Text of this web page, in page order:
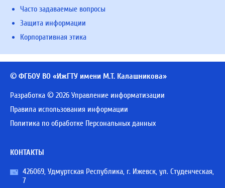
Часто задаваемые вопросы
Защита информации
Корпоративная этика
© ФГБОУ ВО «ИжГТУ имени М.Т. Калашникова»
Разработка © 2026 Управление информатизации
Правила использования информации
Политика по обработке Персональных данных
КОНТАКТЫ
426069, Удмуртская Республика, г. Ижевск, ул. Студенческая,
7